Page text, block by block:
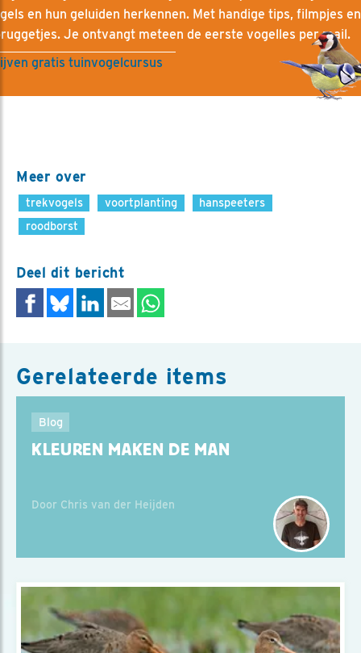
en hun geluiden herkennen. Met handige tips, filmpjes en
Je ontvangt meteen de eerste vogelles per mail.
gratis tuinvogelcursus
Meer over
trekvogels voortplanting
hanspeeters
roodborst
Deel dit bericht
Gerelateerde items
Blog
KLEUREN MAKEN DE MAN
Door Chris van der Heijden